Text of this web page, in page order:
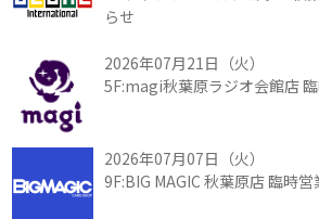
らせ
2026年07月21日（火）
5F:magi秋葉原ラジオ会館店
2026年07月07日（火）
9F:BIG MAGIC 秋葉原店 臨時